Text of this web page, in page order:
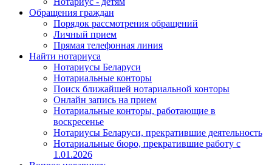
Обращения граждан
Порядок рассмотрения обращений
Личный прием
Прямая телефонная линия
Найти нотариуса
Нотариусы Беларуси
Нотариальные конторы
Поиск ближайшей нотариальной конторы
Онлайн запись на прием
Нотариальные конторы, работающие в
воскресенье
Нотариусы Беларуси, прекратившие деятельность
Нотариальные бюро, прекратившие работу с
1.01.2026